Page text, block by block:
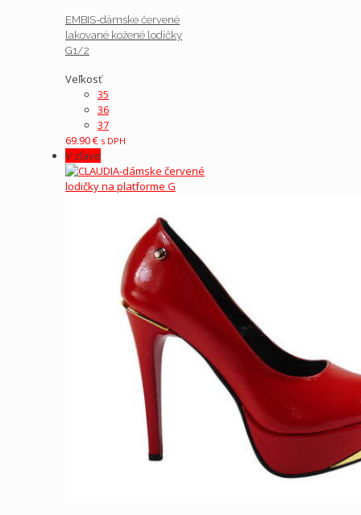
EMBIS-dámske červené
lakované kožené lodičky
G1/2
Veľkosť
35
36
37
69.90€ s DPH
V zľave